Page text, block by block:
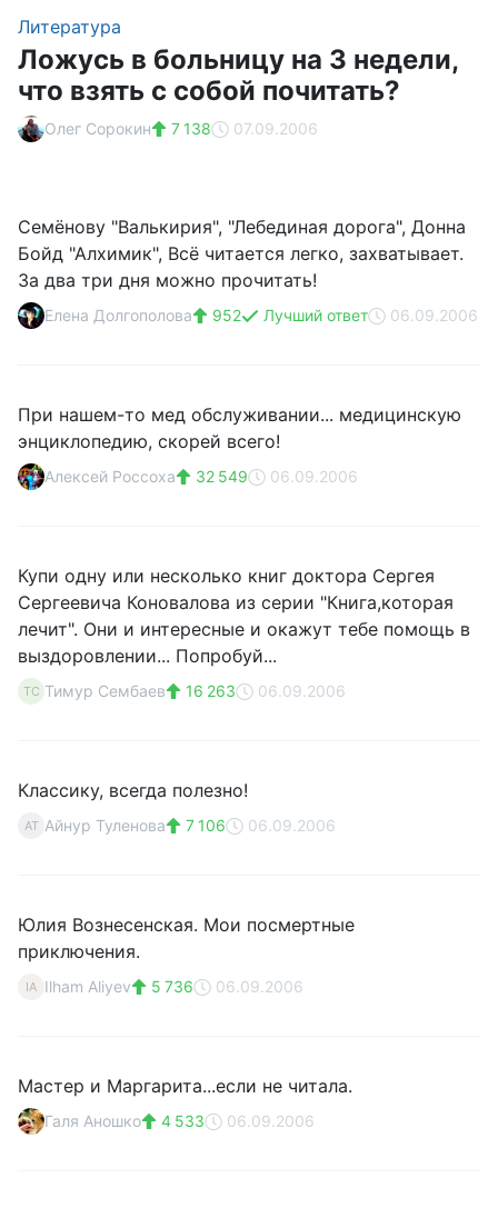
Литература
Ложусь в больницу на 3 недели,
что взять с собой почитать?
Олег Сорокин 7 138 07.09.2006
Семёнову "Валькирия", "Лебединая дорога", Донна
Бойд "Алхимик", Всё читается легко, захватывает.
За два три дня можно прочитать!
Елена Долгополова 952 Лучший ответ 06.09.2006
При нашем-то мед обслуживании... медицинскую
энциклопедию, скорей всего!
Алексей Россоха 32 549 06.09.2006
Купи одну или несколько книг доктора Сергея
Сергеевича Коновалова из серии "Книга,которая
лечит". Они и интересные и окажут тебе помощь в
выздоровлении... Попробуй...
ТС Тимур Сембаев 16 263 06.09.2006
Классику, всегда полезно!
АТ Айнур Туленова 7 106 06.09.2006
Юлия Вознесенская. Мои посмертные
приключения.
IA Ilham Aliyev 5 736 06.09.2006
Мастер и Маргарита...если не читала.
Галя Аношко 4 533 06.09.2006